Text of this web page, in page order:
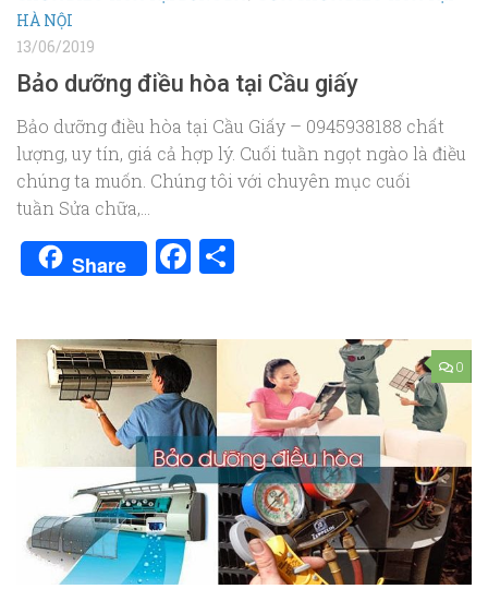
HÀ NỘI
13/06/2019
Bảo dưỡng điều hòa tại Cầu giấy
Bảo dưỡng điều hòa tại Cầu Giấy – 0945938188 chất
lượng, uy tín, giá cả hợp lý. Cuối tuần ngọt ngào là điều
chúng ta muốn. Chúng tôi với chuyên mục cuối
tuần Sửa chữa,...
Share Facebook
0